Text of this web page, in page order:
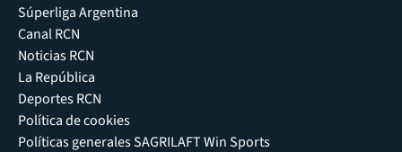
Súperliga Argentina
Canal RCN
Noticias RCN
La República
Deportes RCN
Política de cookies
Políticas generales SAGRILAFT Win Sports